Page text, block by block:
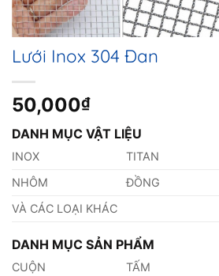
Lưới Inox 304 Đan
50,000₫
DANH MỤC VẬT LIỆU
INOX TITAN
NHÔM
ĐỒNG
VÀ CÁC LOẠI KHÁC
DANH MỤC SẢN PHẨM
CUỘN TẤM